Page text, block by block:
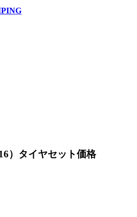
）タイヤセット価格